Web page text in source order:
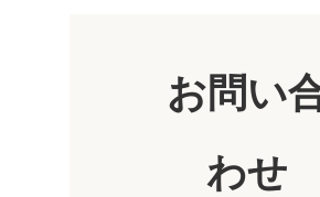
お問い
わせ